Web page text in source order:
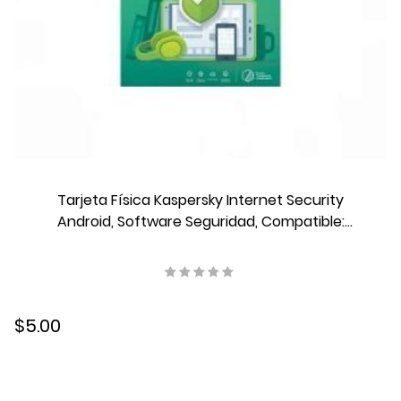
Tarjeta Física Kaspersky Internet Security
Android, Software Seguridad, Compatible:
$5.00